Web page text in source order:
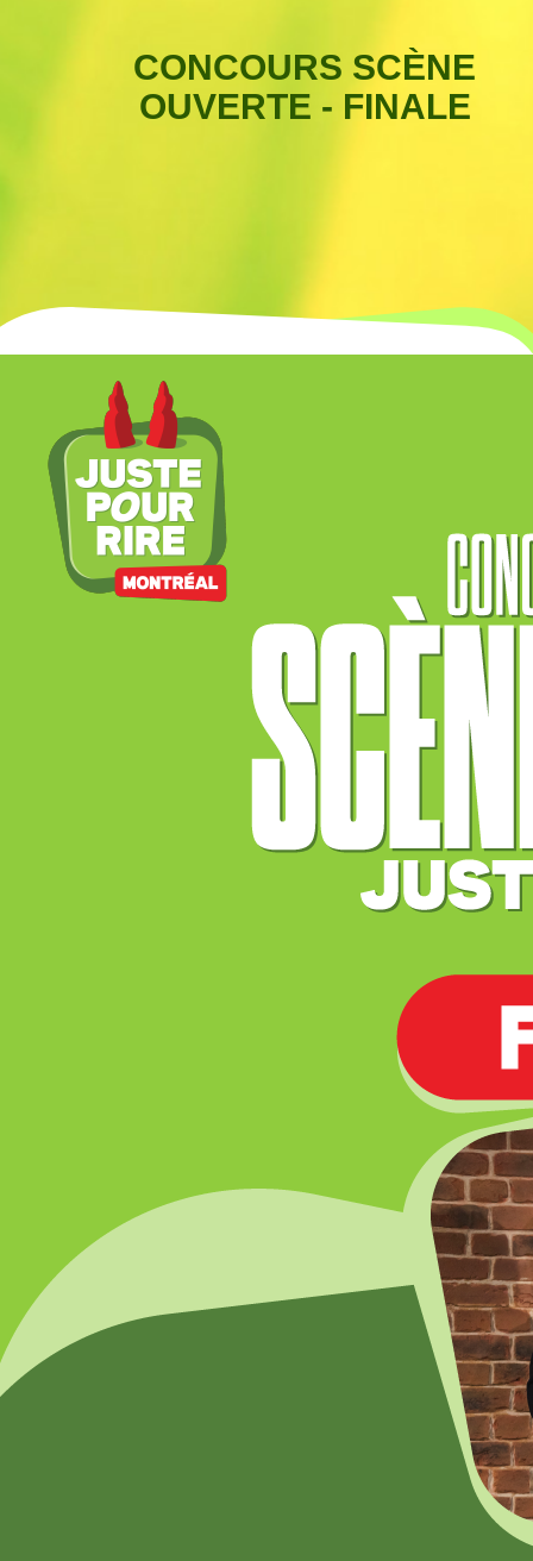
CONCOURS SCÈNE
OUVERTE - FINALE